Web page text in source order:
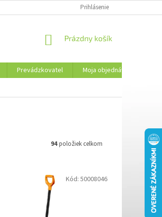
MOJA OBJEDNÁVKA
Prihlásenie
NÁKUPNÝ
Prázdny košík
Prevádzkovatel Moja objednávka
94položiek celkom
Kód: 50008046